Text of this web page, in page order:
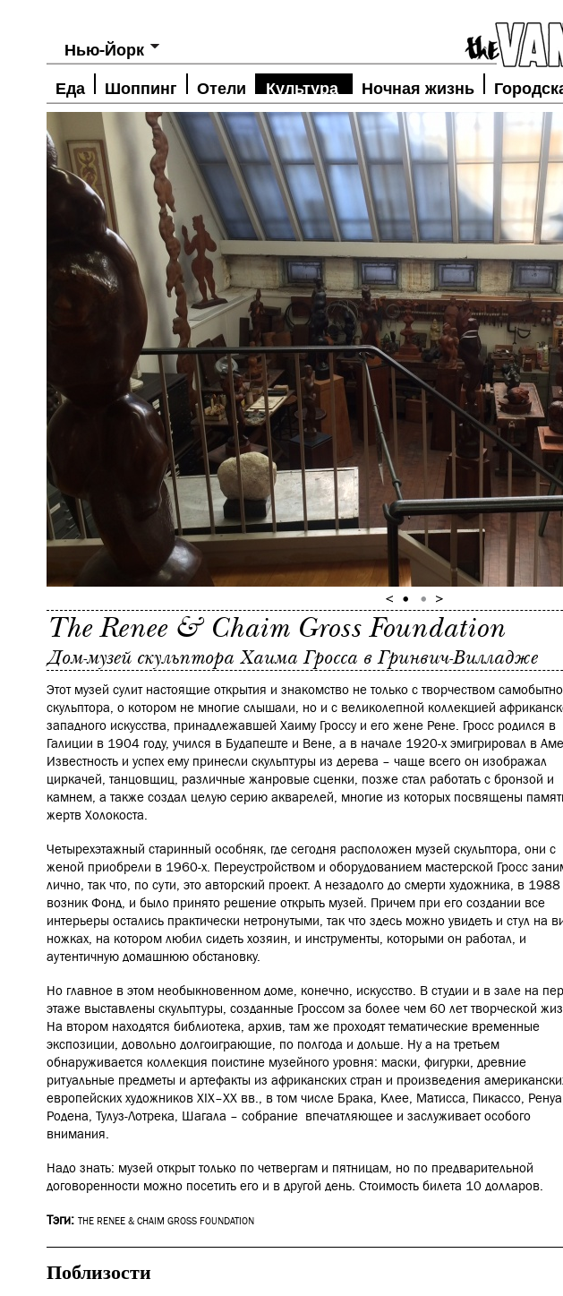
Нью-Йорк
Еда Шоппинг Отели Культура Ночная жизнь
The Renee & Chaim Gross Foundation
Дом-музей скульптора Хаима Гросса в Гринвич-Вилладже
Этот музей сулит настоящие открытия и знакомство не только с творчеством
скульптора, о котором не многие слышали, но и с великолепной коллекцией
западного искусства, принадлежавшей Хаиму Гроссу и его жене Рене. Гросс родился в
Галиции в 1904 году, учился в Будапеште и Вене, а в начале 1920-х эмигрировал в
Известность и успех ему принесли скульптуры из дерева – чаще всего он изображал
циркачей, танцовщиц, различные жанровые сценки, позже стал работать с бронзой и
камнем, а также создал целую серию акварелей, многие из которых посвящены
жертв Холокоста.
Четырехэтажный старинный особняк, где сегодня расположен музей скульптора, они с
женой приобрели в 1960-х. Переустройством и оборудованием мастерской Гросс
лично, так что, по сути, это авторский проект. А незадолго до смерти художника, в 1988
возник Фонд, и было принято решение открыть музей. Причем при его создании все
интерьеры остались практически нетронутыми, так что здесь можно увидеть и стул на
ножках, на котором любил сидеть хозяин, и инструменты, которыми он работал, и
аутентичную домашнюю обстановку.
Но главное в этом необыкновенном доме, конечно, искусство. В студии и в зале на
этаже выставлены скульптуры, созданные Гроссом за более чем 60 лет творческой
На втором находятся библиотека, архив, там же проходят тематические временные
экспозиции, довольно долгоиграющие, по полгода и дольше. Ну а на третьем
обнаруживается коллекция поистине музейного уровня: маски, фигурки, древние
ритуальные предметы и артефакты из африканских стран и произведения
европейских художников XIX–ХХ вв., в том числе Брака, Клее, Матисса, Пикассо,
Родена, Тулуз-Лотрека, Шагала – собрание впечатляющее и заслуживает особого
внимания.
Надо знать: музей открыт только по четвергам и пятницам, но по предварительной
договоренности можно посетить его и в другой день. Стоимость билета 10 долларов.
Тэги: THE RENEE & CHAIM GROSS FOUNDATION
Поблизости